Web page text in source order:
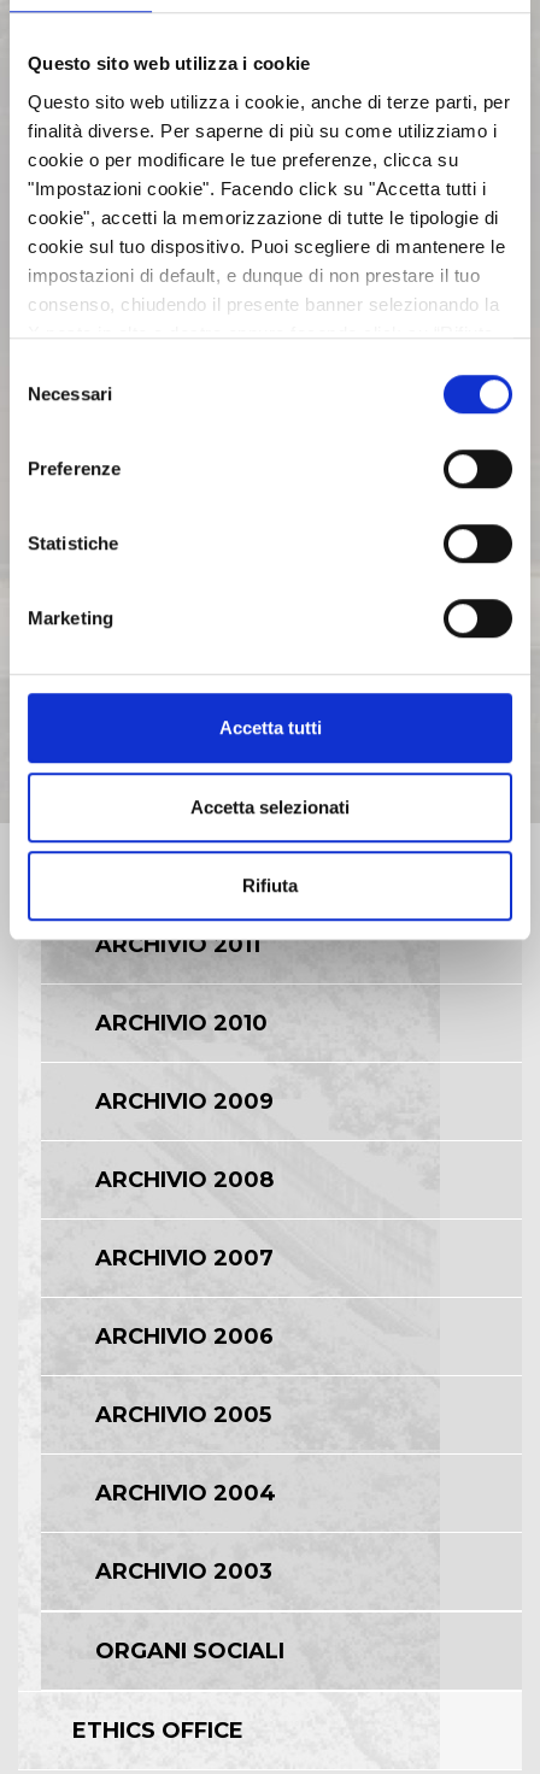
Questo sito web utilizza i cookie
Questo sito web utilizza i cookie, anche di terze parti, per
finalità diverse. Per saperne di più su come utilizziamo i
cookie o per modificare le tue preferenze, clicca su
"Impostazioni cookie". Facendo click su "Accetta tutti i
cookie", accetti la memorizzazione di tutte le tipologie di
cookie sul tuo dispositivo. Puoi scegliere di mantenere le
impostazioni di default, e dunque di non prestare il tuo
consenso, chiudendo il presente banner selezionando la
X posta in alto a destra oppure facendo click su “Rifiuta
assenza dei cookie diversi da quelli tecnici. Per maggiori
informazioni puoi consultare la nostra politica sui cookie
delNecessari
Preferenze
Statistiche
Marketing
Accetta tutti
Accetta selezionati
Rifiuta
EVENTI E DOCUMENTAZIONE
DISPONIBILE
BILANCI E RELAZIONI
INTERMEDIE
ASSEMBLEE
COMUNICATI STAMPA
ARCHIVIO 2017
ARCHIVIO 2016
ARCHIVIO 2015
ARCHIVIO 2011
ARCHIVIO 2010
ARCHIVIO 2009
ARCHIVIO 2008
ARCHIVIO 2007
ARCHIVIO 2006
ARCHIVIO 2005
ARCHIVIO 2004
ARCHIVIO 2003
ORGANI SOCIALI
ETHICS OFFICE